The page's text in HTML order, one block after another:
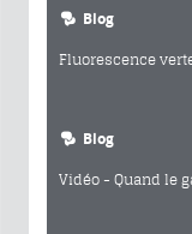
Blog
Fluorescence
Blog
Vidéo - Quand le